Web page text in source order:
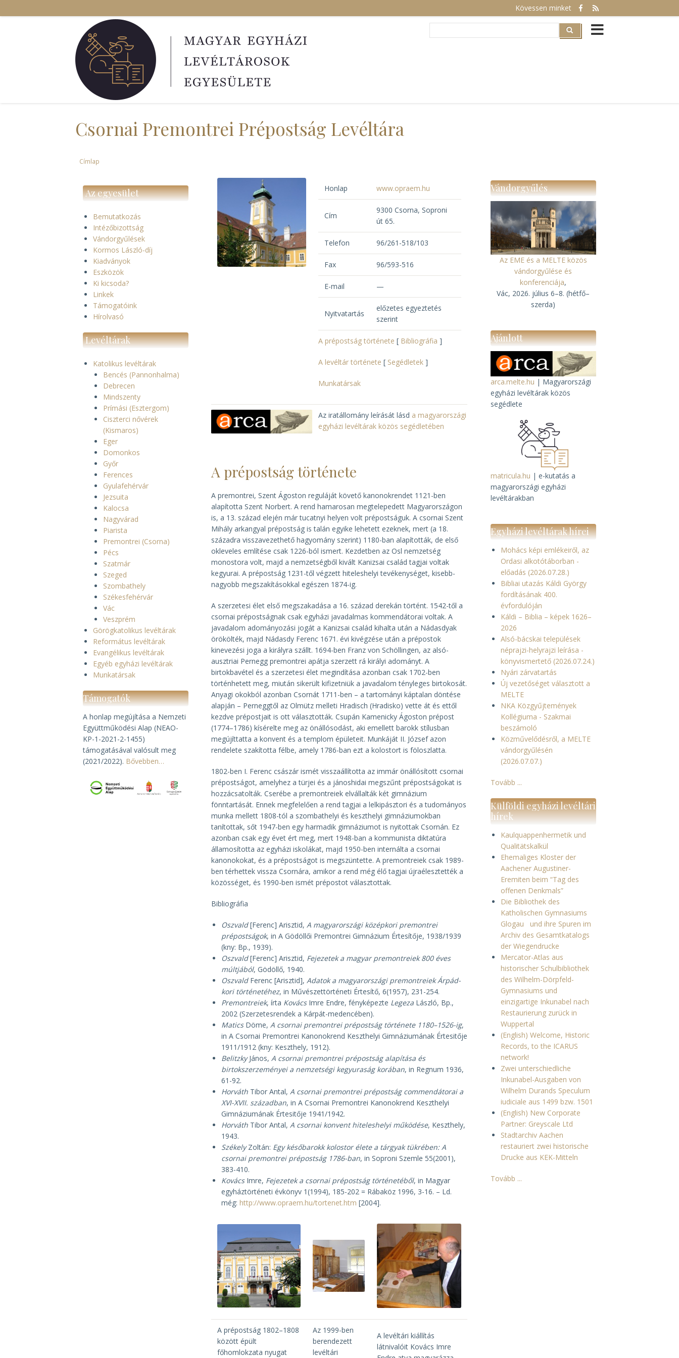
a
Kövessen minket
Search
Csornai Premontrei Prépostság Levéltára
Morzsa
Címlap
Az egyesület
Bemutatkozás
Intézőbizottság
Vándorgyűlések
Kormos László-díj
Kiadványok
Eszközök
Ki kicsoda?
Linkek
Támogatóink
Hírolvasó
Levéltárak
Katolikus levéltárak
Bencés (Pannonhalma)
Debrecen
Mindszenty
Prímási (Esztergom)
Ciszterci nővérek
(Kismaros)
Eger
Domonkos
Győr
Ferences
Gyulafehérvár
Jezsuita
Kalocsa
Nagyvárad
Piarista
Premontrei (Csorna)
Pécs
Szatmár
Szeged
Szombathely
Székesfehérvár
Vác
Veszprém
Görögkatolikus levéltárak
Református levéltárak
Evangélikus levéltárak
Egyéb egyházi levéltárak
Munkatársak
Támogatók
A honlap megújítása a Nemzeti
Együttműködési Alap (NEAO-
KP-1-2021-2-1455)
támogatásával valósult meg
(2021/2022). Bővebben…
Honlap www.opraem.hu
Cím
9300 Csorna, Soproni
út 65.
Telefon 96/261-518/103
Fax 96/593-516
E-mail —
Nyitvatartás
előzetes egyeztetés
szerint
A prépostság története [ Bibliográfia ]
A levéltár története [ Segédletek ]
Munkatársak
Az iratállomány leírását lásd a magyarországi
egyházi levéltárak közös segédletében
A prépostság története
A premontrei, Szent Ágoston reguláját követő kanonokrendet 1121-ben
alapította Szent Norbert. A rend hamarosan megtelepedett Magyarországon
is, a 13. század elején már tucatnyi helyen volt prépostságuk. A csornai Szent
Mihály arkangyal prépostság is talán egyike lehetett ezeknek, mert (a 18.
századra visszavezethető hagyomány szerint) 1180-ban alapították, de első
okleveles említése csak 1226-ból ismert. Kezdetben az Osl nemzetség
monostora volt, majd a nemzetségből kivált Kanizsai család tagjai voltak
kegyurai. A prépostság 1231-től végzett hiteleshelyi tevékenységet, kisebb-
nagyobb megszakításokkal egészen 1874-ig.
A szerzetesi élet első megszakadása a 16. század derekán történt. 1542-től a
csornai prépostságnak csak egyházi javadalmas kommendátorai voltak. A
javadalom adományozási jogát a Kanizsai család kihalta után a Nádasdyak
örökölték, majd Nádasdy Ferenc 1671. évi kivégzése után a prépostok
kinevezési joga a királyra szállt. 1694-ben Franz von Schöllingen, az alsó-
ausztriai Pernegg premontrei apátja szerzett rá királyi adományt. A
birtokbavétel és a szerzetesi élet megindítása azonban csak 1702-ben
történhetett meg, miután sikerült kifizetniük a javadalom tényleges birtokosát.
Anyagi okokból azonban Csornát 1711-ben – a tartományi káptalan döntése
alapján – Perneggtől az Olmütz melleti Hradisch (Hradisko) vette át és ettől
kezdve prépostjait is ott választották. Csupán Kamenicky Ágoston prépost
(1774–1786) kísérelte meg az önállósodást, aki emellett barokk stílusban
megújíttatta a konvent és a templom épületeit. Munkáját II. József azon
rendelete szakította félbe, amely 1786-ban ezt a kolostort is föloszlatta.
1802-ben I. Ferenc császár ismét visszaállította az immár önállósított csornai
prépostságot, amelyhez a türjei és a jánoshidai megszűnt prépostságokat is
hozzácsatolták. Cserébe a premontreiek elvállalták két gimnázium
fönntartását. Ennek megfelelően a rend tagjai a lelkipásztori és a tudományos
munka mellett 1808-tól a szombathelyi és keszthelyi gimnáziumokban
tanítottak, sőt 1947-ben egy harmadik gimnáziumot is nyitottak Csornán. Ez
azonban csak egy évet ért meg, mert 1948-ban a kommunista diktatúra
államosította az egyházi iskolákat, majd 1950-ben internálta a csornai
kanonokokat, és a prépostságot is megszüntette. A premontreiek csak 1989-
ben térhettek vissza Csornára, amikor a rend még élő tagjai újraélesztették a
közösséget, és 1990-ben ismét prépostot választottak.
Bibliográfia
Oszvald[Ferenc] Arisztid,A magyarországi középkori premontrei
prépostságok, in A Gödöllői Premontrei Gimnázium Értesítője, 1938/1939
(kny: Bp., 1939).
Oszvald[Ferenc] Arisztid, Fejezetek a magyar premontreiek 800 éves
múltjából, Gödöllő, 1940.
OszvaldFerenc [Arisztid],Adatok a magyarországi premontreiek Árpád-
kori történetéhez, in Művészettörténeti Értesítő, 6(1957), 231-254.
Premontreiek, írta KovácsImre Endre, fényképezte Legeza László, Bp.,
2002 (Szerzetesrendek a Kárpát-medencében).
MaticsDöme,A csornai premontrei prépostság története 1180–1526-ig,
in A Csornai Premontrei Kanonokrend Keszthelyi Gimnáziumának Értesitője
1911/1912 (kny: Keszthely, 1912).
BelitzkyJános,A csornai premontrei prépostság alapítása és
birtokszerzeményei a nemzetségi kegyuraság korában, in Regnum 1936,
61-92.
Horváth Tibor Antal,A csornai premontrei prépostság commendátorai a
XVI-XVII. században, in A Csornai Premontrei Kanonokrend Keszthelyi
Gimnáziumának Értesitője 1941/1942.
Horváth Tibor Antal,A csornai konvent hiteleshelyi működése, Keszthely,
1943.
SzékelyZoltán: Egy későbarokk kolostor élete a tárgyak tükrében: A
csornai premontrei prépostság 1786-ban, in Soproni Szemle 55(2001),
383-410.
KovácsImre, Fejezetek a csornai prépostság történetéből, in Magyar
egyháztörténeti évkönyv 1(1994), 185-202 = Rábaköz 1996, 3-16. – Ld.
még:http://www.opraem.hu/tortenet.htm [2004].
A prépostság 1802–1808
között épült
főhomlokzata nyugat
Az 1999-ben
berendezett
levéltári
A levéltári kiállítás
látnivalóit Kovács Imre
Vándorgyűlés
Az EME és a MELTE közös
vándorgyűlése és
konferenciája,
Vác, 2026. július 6–8. (hétfő–
szerda)
Ajánlott
arca.melte.hu | Magyarországi
egyházi levéltárak közös
segédlete
matricula.hu | e-kutatás a
magyarországi egyházi
levéltárakban
Egyházi levéltárak hírei
Mohács képi emlékeiről, az
Ordasi alkotótáborban -
előadás (2026.07.28.)
Bibliai utazás Káldi György
fordításának 400.
évfordulóján
Káldi – Biblia – képek 1626–
2026
Alsó-bácskai települések
néprajzi-helyrajzi leírása -
könyvismertető (2026.07.24.)
Nyári zárvatartás
Új vezetőséget választott a
MELTE
NKA Közgyűjtemények
Kollégiuma - Szakmai
beszámoló
Közművelődésről, a MELTE
vándorgyűlésén
(2026.07.07.)
Tovább ...
Külföldi egyházi levéltári
hírek
Kaulquappenhermetik und
Qualitätskalkül
Ehemaliges Kloster der
Aachener Augustiner-
Eremiten beim “Tag des
offenen Denkmals”
Die Bibliothek des
Katholischen Gymnasiums
Glogau und ihre Spuren im
Archiv des Gesamtkatalogs
der Wiegendrucke
Mercator-Atlas aus
historischer Schulbibliothek
des Wilhelm-Dörpfeld-
Gymnasiums und
einzigartige Inkunabel nach
Restaurierung zurück in
Wuppertal
(English) Welcome, Historic
Records, to the ICARUS
network!
Zwei unterschiedliche
Inkunabel-Ausgaben von
Wilhelm Durands Speculum
iudiciale aus 1499 bzw. 1501
(English) New Corporate
Partner: Greyscale Ltd
Stadtarchiv Aachen
restauriert zwei historische
Drucke aus KEK-Mitteln
Tovább ...